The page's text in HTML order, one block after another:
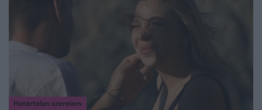
Határtalan szerelem